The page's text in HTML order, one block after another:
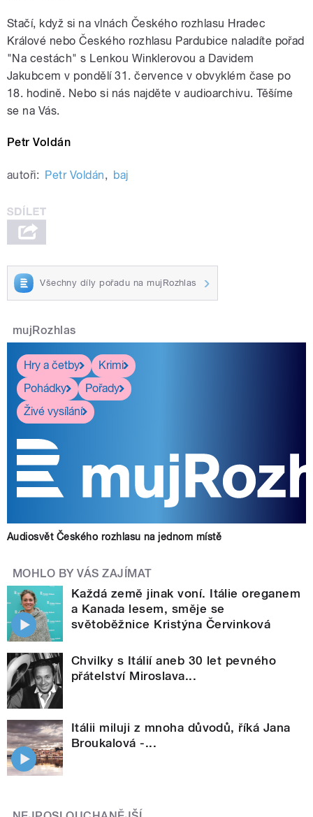
Stačí, když si na vlnách Českého rozhlasu Hradec
Králové nebo Českého rozhlasu Pardubice naladíte pořad
"Na cestách" s Lenkou Winklerovou a Davidem
Jakubcem v pondělí 31. července v obvyklém čase po
18. hodině. Nebo si nás najděte v audioarchivu. Těšíme
se na Vás.
Petr Voldán
autoři: Petr Voldán, baj
Všechny díly pořadu na mujRozhlas
mujRozhlas
Hry a četby
Krimi
Pohádky
Pořady
Živé vysílání
Audiosvět Českého rozhlasu na jednom místě
MOHLO BY VÁS ZAJÍMAT
Každá země jinak voní. Itálie oreganem
a Kanada lesem, směje se
světoběžnice Kristýna Červinková
Chvilky s Itálií aneb 30 let pevného
přátelství Miroslava...
Itálii miluji z mnoha důvodů, říká Jana
Broukalová -...